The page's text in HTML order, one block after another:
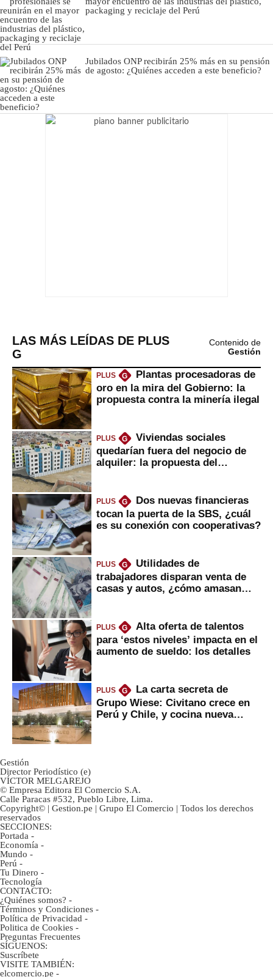
packaging y reciclaje del Perú
Jubilados ONP recibirán 25% más en su pensión
de agosto: ¿Quiénes acceden a este beneficio?
LAS MÁS LEÍDAS DE PLUS
G
Contenido de
Gestión
PLUS G
Plantas procesadoras de
oro en la mira del Gobierno: la
propuesta contra la minería ilegal
PLUS G
Viviendas sociales
quedarían fuera del negocio de
alquiler: la propuesta del
PLUS G
Dos nuevas financieras
tocan la puerta de la SBS, ¿cuál
es su conexión con cooperativas?
PLUS G
Utilidades de
trabajadores disparan venta de
casas y autos, ¿cómo amasan
PLUS G
Alta oferta de talentos
para ‘estos niveles’ impacta en el
aumento de sueldo: los detalles
PLUS G
La carta secreta de
Grupo Wiese: Civitano crece en
Perú y Chile, y cocina nueva
Gestión
Director Periodístico (e)
VÍCTOR MELGAREJO
© Empresa Editora El Comercio S.A.
Calle Paracas #532, Pueblo Libre, Lima.
Copyright© | Gestion.pe | Grupo El Comercio | Todos los derechos
reservados
SECCIONES:
Portada -
Economía -
Mundo -
Perú -
Tu Dinero -
Tecnología
CONTACTO:
¿Quiénes somos? -
Términos y Condiciones -
Política de Privacidad -
Politica de Cookies -
Preguntas Frecuentes
SÍGUENOS:
Suscríbete
VISITE TAMBIÉN:
elcomercio.pe -